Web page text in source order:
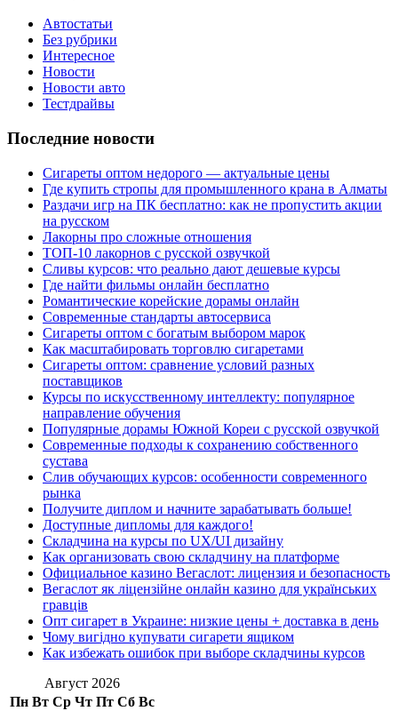
Автостатьи
Без рубрики
Интересное
Новости
Новости авто
Тестдрайвы
Последние новости
Сигареты оптом недорого — актуальные цены
Где купить стропы для промышленного крана в Алматы
Раздачи игр на ПК бесплатно: как не пропустить акции
на русском
Лакорны про сложные отношения
ТОП-10 лакорнов с русской озвучкой
Сливы курсов: что реально дают дешевые курсы
Где найти фильмы онлайн бесплатно
Романтические корейские дорамы онлайн
Современные стандарты автосервиса
Сигареты оптом с богатым выбором марок
Как масштабировать торговлю сигаретами
Сигареты оптом: сравнение условий разных
поставщиков
Курсы по искусственному интеллекту: популярное
направление обучения
Популярные дорамы Южной Кореи с русской озвучкой
Современные подходы к сохранению собственного
сустава
Слив обучающих курсов: особенности современного
рынка
Получите диплом и начните зарабатывать больше!
Доступные дипломы для каждого!
Складчина на курсы по UX/UI дизайну
Как организовать свою складчину на платформе
Официальное казино Вегаслот: лицензия и безопасность
Вегаслот як ліцензійне онлайн казино для українських
гравців
Опт сигарет в Украине: низкие цены + доставка в день
Чому вигідно купувати сигарети ящиком
Как избежать ошибок при выборе складчины курсов
Август 2026
Пн Вт Ср Чт Пт Сб Вс